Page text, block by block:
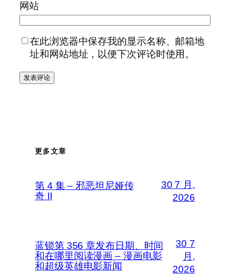
网站
在此浏览器中保存我的显示名称、邮箱地
址和网站地址，以便下次评论时使用。
更多文章
第 4 集 – 邪恶坦尼娅传
奇 II
30 7 月,
2026
蓝锁第 356 章发布日期、时间
和在哪里阅读漫画 – 漫画电影
和超级英雄电影新闻
30 7
月,
2026